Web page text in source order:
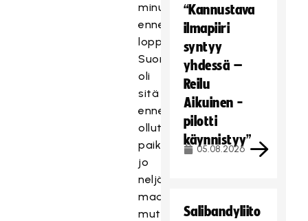
minuuttia
ennen
loppua.
Suomella
oli
sitä
ennen
ollut
paikka
jo
neljänteen
maaliin,
mutta
“Kannustava
ilmapiiri
syntyy
yhdessä –
Reilu
Aikuinen -
pilotti
käynnistyy”
05.08.2026
Salibandyliito